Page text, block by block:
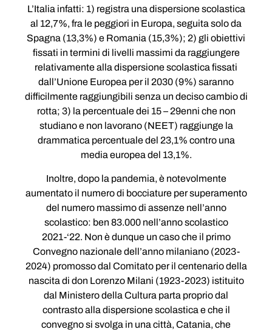
L’Italia infatti: 1) registra una dispersione scolastica
al 12,7%, fra le peggiori in Europa, seguita solo da
Spagna (13,3%) e Romania (15,3%); 2) gli obiettivi
fissati in termini di livelli massimi da raggiungere
relativamente alla dispersione scolastica fissati
dall’Unione Europea per il 2030 (9%) saranno
difficilmente raggiungibili senza un deciso cambio di
rotta; 3) la percentuale dei 15 – 29enni che non
studiano e non lavorano (NEET) raggiunge la
drammatica percentuale del 23,1% contro una
media europea del 13,1%.
Inoltre, dopo la pandemia, è notevolmente
aumentato il numero di bocciature per superamento
del numero massimo di assenze nell’anno
scolastico: ben 83.000 nell’anno scolastico
2021-‘22. Non è dunque un caso che il primo
Convegno nazionale dell’anno milaniano (2023-
2024) promosso dal Comitato per il centenario della
nascita di don Lorenzo Milani (1923-2023) istituito
dal Ministero della Cultura parta proprio dal
contrasto alla dispersione scolastica e che il
convegno si svolga in una città, Catania, che